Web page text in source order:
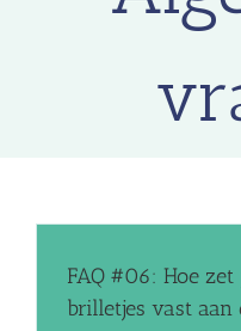
FAQ #06: Hoe
brilletjes vast aan